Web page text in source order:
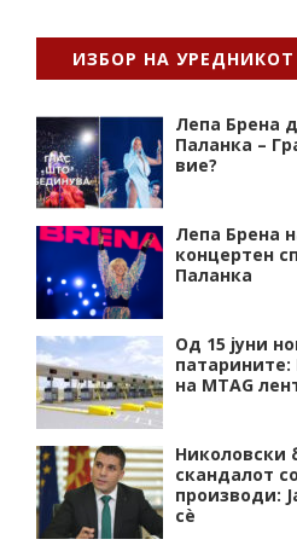
ИЗБОР НА УРЕДНИКОТ
Лепа Брена
Паланка –
вие?
Лепа Брена
концертен
Паланка
Од 15 јуни
на MTAG
Николовски
скандалот
производи:
сѐ